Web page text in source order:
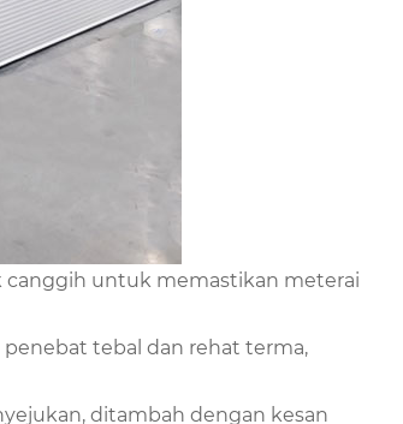
untuk memastikan meterai
penebat tebal dan rehat terma,
ditambah dengan kesan